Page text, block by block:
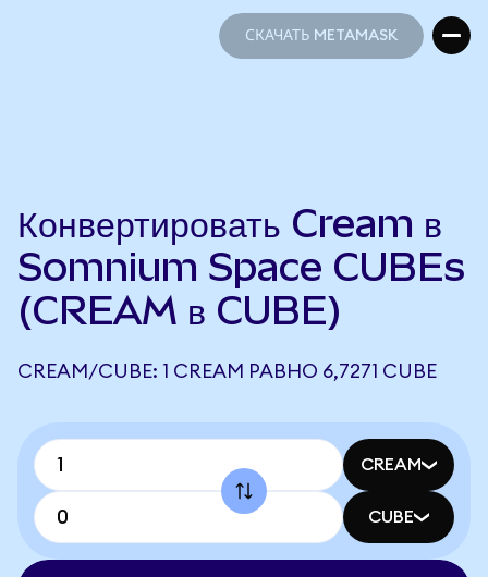
СКАЧАТЬ METAMASK
Конвертировать Cream в
Somnium Space CUBEs
(CREAM в CUBE)
CREAM/CUBE: 1 CREAM РАВНО 6,7271 CUBE
CREAM
CUBE